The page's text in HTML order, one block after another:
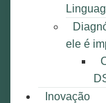
ele é
Inovação